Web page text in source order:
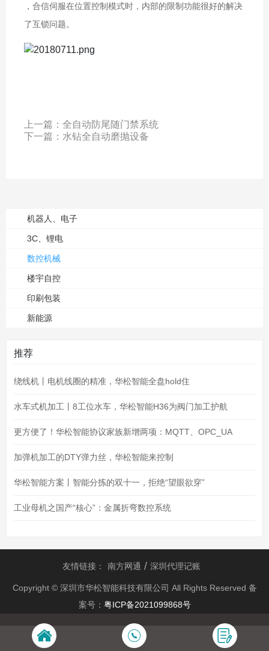
，合信伺服在位置控制模式时，内部的限制功能很好的解决
了互锁问题。
上一篇： 全自动防尾随门禁系统
下一篇： 水钻全自动磨抛设备
机器人、电子
3C、锂电
数控机械
楼宇自控
印刷包装
新能源
推荐
绕线机丨电机线圈的精准，华松智能全盘hold住
水车式机加工丨8工位水车，华松智能H36为阀门加工护航
更方便了！华松智能协议家族新增两项：MQTT、OPC_UA
加弹机加工的DTY弹力丝，华松智能来控制
华松智能方案丨智能分拣的双十一，拒绝“望眼欲穿”
工业母机之国产“核心”：金属折弯数控系统
友情链接： 南方网通 深圳代理记账
Copyright © 深圳市华松智能科技有限公司 All Rights Reserved 备
案号： 粤ICP备2021099868号